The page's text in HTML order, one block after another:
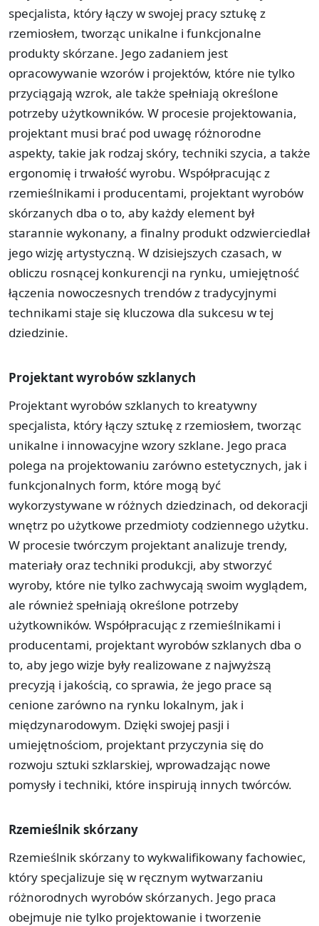
specjalista, który łączy w swojej pracy sztukę z
rzemiosłem, tworząc unikalne i funkcjonalne
produkty skórzane. Jego zadaniem jest
opracowywanie wzorów i projektów, które nie tylko
przyciągają wzrok, ale także spełniają określone
potrzeby użytkowników. W procesie projektowania,
projektant musi brać pod uwagę różnorodne
aspekty, takie jak rodzaj skóry, techniki szycia, a także
ergonomię i trwałość wyrobu. Współpracując z
rzemieślnikami i producentami, projektant wyrobów
skórzanych dba o to, aby każdy element był
starannie wykonany, a finalny produkt odzwierciedlał
jego wizję artystyczną. W dzisiejszych czasach, w
obliczu rosnącej konkurencji na rynku, umiejętność
łączenia nowoczesnych trendów z tradycyjnymi
technikami staje się kluczowa dla sukcesu w tej
dziedzinie.
Projektant wyrobów szklanych
Projektant wyrobów szklanych to kreatywny
specjalista, który łączy sztukę z rzemiosłem, tworząc
unikalne i innowacyjne wzory szklane. Jego praca
polega na projektowaniu zarówno estetycznych, jak i
funkcjonalnych form, które mogą być
wykorzystywane w różnych dziedzinach, od dekoracji
wnętrz po użytkowe przedmioty codziennego użytku.
W procesie twórczym projektant analizuje trendy,
materiały oraz techniki produkcji, aby stworzyć
wyroby, które nie tylko zachwycają swoim wyglądem,
ale również spełniają określone potrzeby
użytkowników. Współpracując z rzemieślnikami i
producentami, projektant wyrobów szklanych dba o
to, aby jego wizje były realizowane z najwyższą
precyzją i jakością, co sprawia, że jego prace są
cenione zarówno na rynku lokalnym, jak i
międzynarodowym. Dzięki swojej pasji i
umiejętnościom, projektant przyczynia się do
rozwoju sztuki szklarskiej, wprowadzając nowe
pomysły i techniki, które inspirują innych twórców.
Rzemieślnik skórzany
Rzemieślnik skórzany to wykwalifikowany fachowiec,
który specjalizuje się w ręcznym wytwarzaniu
różnorodnych wyrobów skórzanych. Jego praca
obejmuje nie tylko projektowanie i tworzenie